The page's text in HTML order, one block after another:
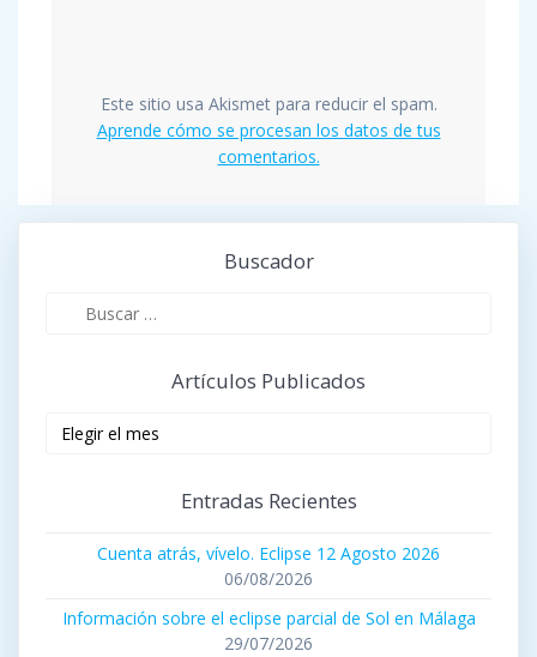
Este sitio usa Akismet para reducir el spam.
Aprende cómo se procesan los datos de tus
comentarios.
Buscador
Artículos Publicados
Entradas Recientes
Cuenta atrás, vívelo. Eclipse 12 Agosto 2026
06/08/2026
Información sobre el eclipse parcial de Sol en Málaga
29/07/2026